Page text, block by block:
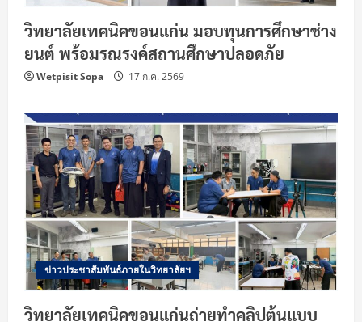
วิทยาลัยเทคนิคขอนแก่น มอบทุนการศึกษาช่าง
ยนต์ พร้อมรณรงค์สถานศึกษาปลอดภัย
Wetpisit Sopa 17 ก.ค. 2569
ข่าวประชาสัมพันธ์ภายในวิทยาลัยฯ
วิทยาลัยเทคนิคขอนแก่นถ่ายทำคลิปต้นแบบ